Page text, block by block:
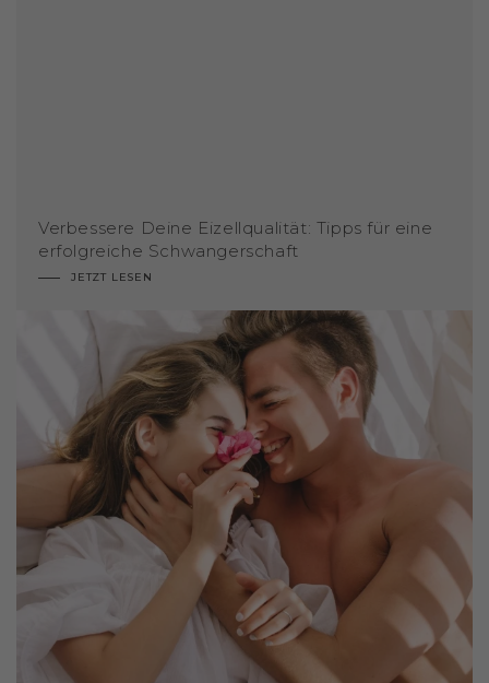
Verbessere Deine Eizellqualität: Tipps für eine
erfolgreiche Schwangerschaft
JETZT LESEN